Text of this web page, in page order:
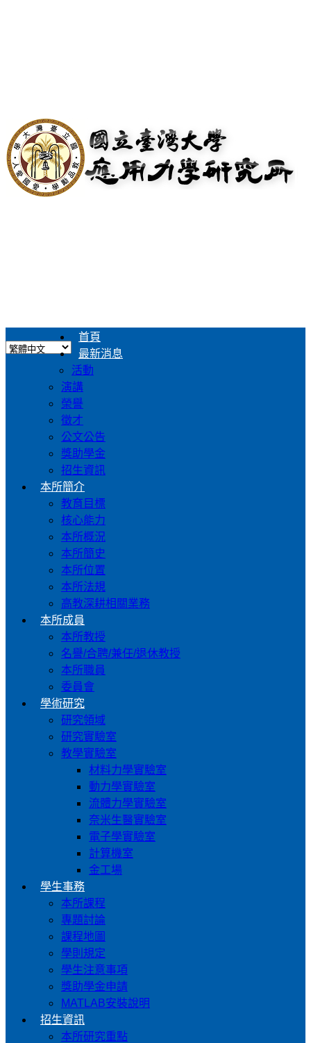
首頁
最新消息
活動
演講
榮譽
徵才
公文公告
獎助學金
招生資訊
本所簡介
教育目標
核心能力
本所概況
本所簡史
本所位置
本所法規
高教深耕相關業務
本所成員
本所教授
名譽/合聘/兼任/退休教授
本所職員
委員會
學術研究
研究領域
研究實驗室
教學實驗室
材料力學實驗室
動力學實驗室
流體力學實驗室
奈米生醫實驗室
電子學實驗室
計算機室
金工場
學生事務
本所課程
專題討論
課程地圖
學則規定
學生注意事項
獎助學金申請
MATLAB安裝說明
招生資訊
本所研究重點